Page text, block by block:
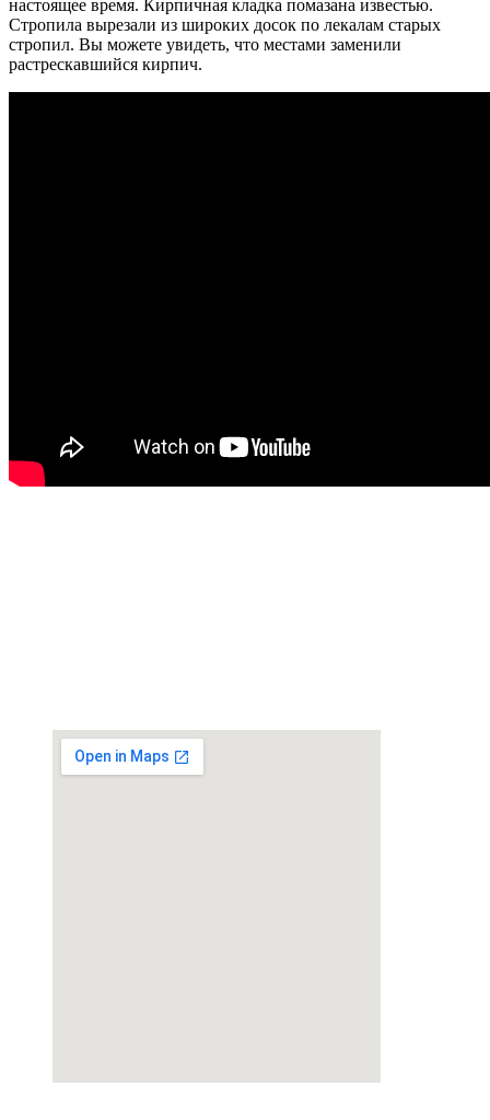
настоящее время. Кирпичная кладка помазана известью.
Стропила вырезали из широких досок по лекалам старых
стропил. Вы можете увидеть, что местами заменили
растрескавшийся кирпич.